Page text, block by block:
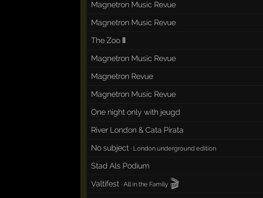
Magnetron Music Revue
Magnetron Music Revue
The Zoo Ⅱ
Magnetron Music Revue
Magnetron Revue
Magnetron Music Revue
One night only with jeugd
River London & Cata Pirata
No subject · London underground edition
Stad Als Podium
Valtifest ·All in the Family 🎬